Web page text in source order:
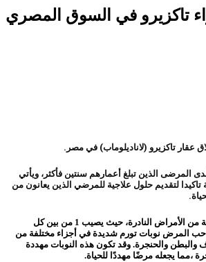
تاكزيرو في السوق المصري
عقار تاكزيرو (لاناديلوماب) في مصر.
المرضى الذين تبلغ أعمارهم سنتين فأكثر، ويأتي
لتقديم حلول علاجية للمرضي الذين يعانون من
وتعد الوذمة الوعائية الوراثية من الأمراض النادرة، حيث يصيب 1 من بين كل
المرض نوبات تورم شديدة في أجزاء مختلفة من
والبطن والحنجرة. وقد تكون هذه النوبات مهددة
،مما يجعله مرضًا مهددًا للحياة.